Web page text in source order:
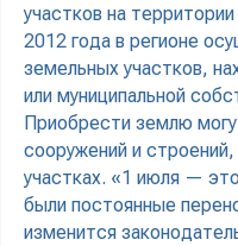
участков на
2012 года в регионе
земельных участков,
или муниципальной
Приобрести землю
сооружений и
участках. «1 июля —
были постоянные
изменится